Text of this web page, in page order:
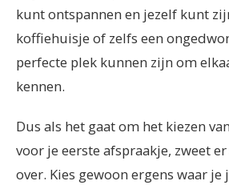
kunt ontspannen en jezelf kunt
koffiehuisje of zelfs een
perfecte plek kunnen zijn om
kennen.
Dus als het gaat om het kiezen
voor je eerste afspraakje, zweet
over. Kies gewoon ergens waar je